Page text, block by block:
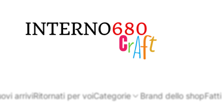
del
negozio
arriviRitornati per voiCategorie Brand dello shop